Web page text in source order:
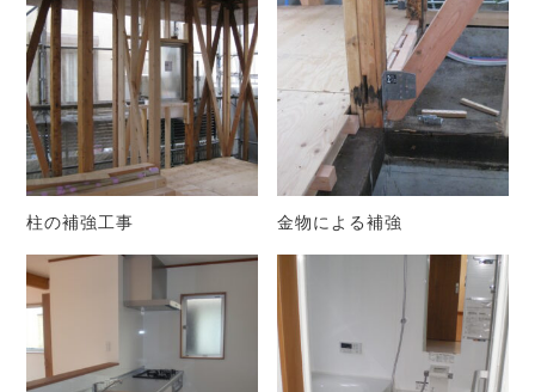
柱の補強工事 金物による補強